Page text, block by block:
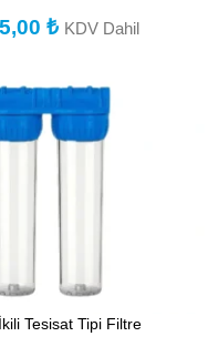
₺ KDV Dahil
Tesisat Tipi Filtre